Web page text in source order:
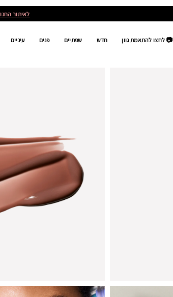
לאיתור
📷 לחצו להתאמת גוון חדש שפתיים פנים עיניים